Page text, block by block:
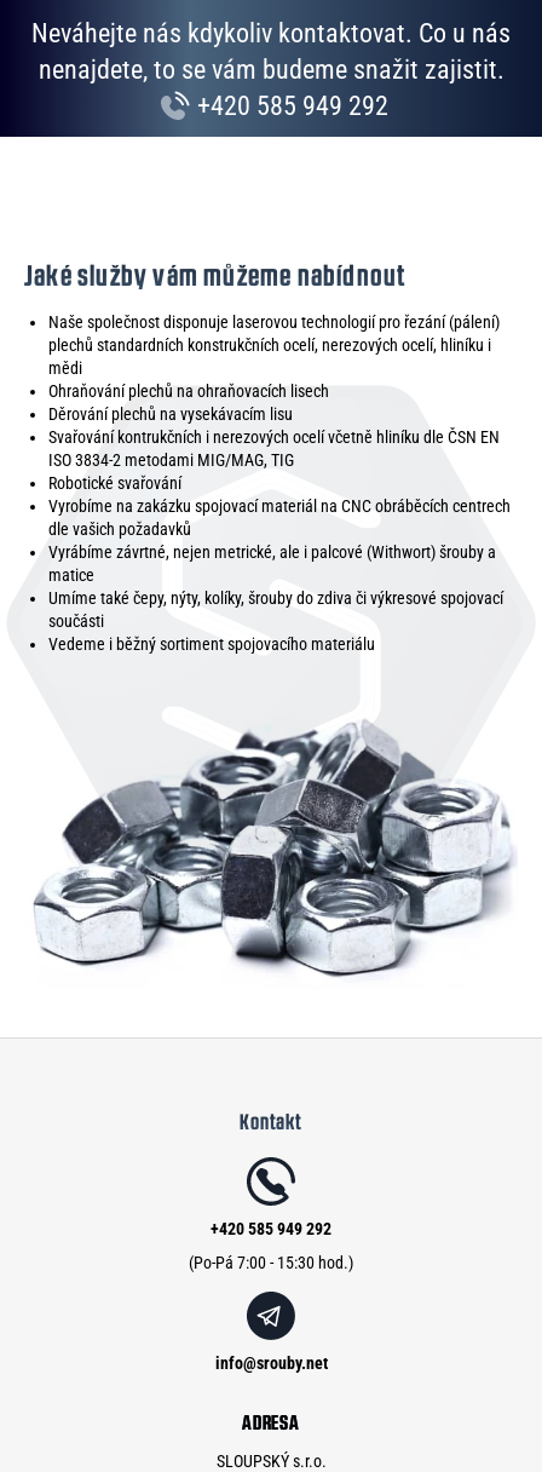
Neváhejte nás kdykoliv kontaktovat. Co u nás
nenajdete, to se vám budeme snažit zajistit.
+420 585 949 292
Jaké služby vám můžeme nabídnout
Naše společnost disponuje laserovou technologií pro řezání (pálení)
plechů standardních konstrukčních ocelí, nerezových ocelí, hliníku i
mědi
Ohraňování plechů na ohraňovacích lisech
Děrování plechů na vysekávacím lisu
Svařování kontrukčních i nerezových ocelí včetně hliníku dle ČSN EN
ISO 3834-2 metodami MIG/MAG, TIG
Robotické svařování
Vyrobíme na zakázku spojovací materiál na CNC obráběcích centrech
dle vašich požadavků
Vyrábíme závrtné, nejen metrické, ale i palcové (Withwort) šrouby a
matice
Umíme také čepy, nýty, kolíky, šrouby do zdiva či výkresové spojovací
součásti
Vedeme i běžný sortiment spojovacího materiálu
Kontakt
info@srouby.net
+420 585 949 292
ADRESA
SLOUPSKÝ s.r.o.